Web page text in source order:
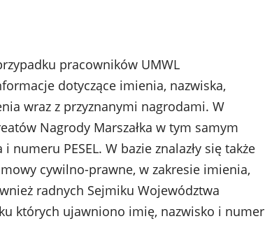
pracowników UMWL
dotyczące imienia, nazwiska,
wraz z przyznanymi nagrodami. W
Nagrody Marszałka w tym samym
PESEL. W bazie znalazły się także
cywilno-prawne, w zakresie imienia,
radnych Sejmiku Województwa
których ujawniono imię, nazwisko i numer